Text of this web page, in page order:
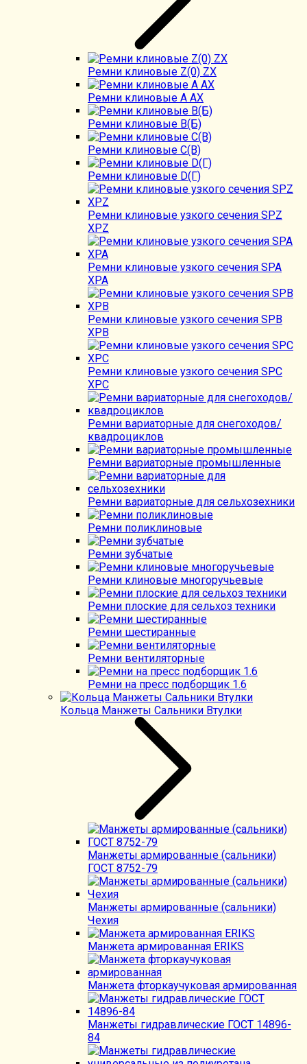
Ремни клиновые Z(0) ZX
Ремни клиновые А AX
Ремни клиновые В(Б)
Ремни клиновые C(B)
Ремни клиновые D(Г)
Ремни клиновые узкого сечения SPZ
XPZ
Ремни клиновые узкого сечения SPA
XPA
Ремни клиновые узкого сечения SPB
XPB
Ремни клиновые узкого сечения SPC
XPC
Ремни вариаторные для снегоходов/
квадроциклов
Ремни вариаторные промышленные
Ремни вариаторные для сельхозехники
Ремни поликлиновые
Ремни зубчатые
Ремни клиновые многоручьевые
Ремни плоские для сельхоз техники
Ремни шестиранные
Ремни вентиляторные
Ремни на пресс подборщик 1.6
Кольца Манжеты Сальники Втулки
Манжеты армированные (сальники)
ГОСТ 8752-79
Манжеты армированные (сальники)
Чехия
Манжета армированная ERIKS
Манжета фторкаучуковая армированная
Манжеты гидравлические ГОСТ 14896-
84